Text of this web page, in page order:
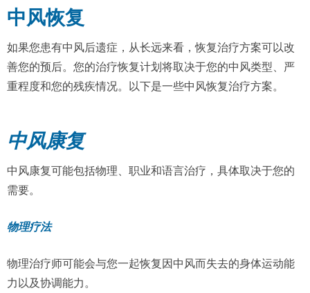
中风恢复
如果您患有中风后遗症，从长远来看，恢复治疗方案可以改
善您的预后。您的治疗恢复计划将取决于您的中风类型、严
重程度和您的残疾情况。以下是一些中风恢复治疗方案。
中风康复
中风康复可能包括物理、职业和语言治疗，具体取决于您的
需要。
物理疗法
物理治疗师可能会与您一起恢复因中风而失去的身体运动能
力以及协调能力。